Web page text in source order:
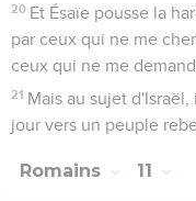
20 Et Ésaïe pousse la
par ceux qui ne me
ceux qui ne me
21 Mais au sujet
jour vers un peuple
Romains 11